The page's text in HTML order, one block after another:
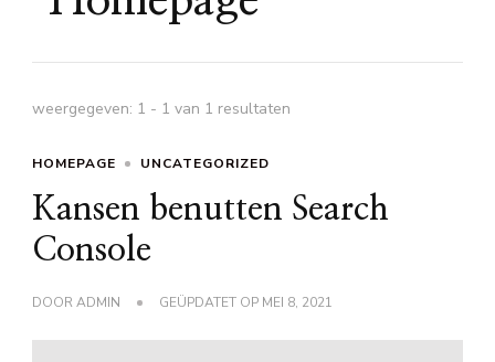
weergegeven: 1 - 1 van 1 resultaten
HOMEPAGE UNCATEGORIZED
Kansen benutten Search
Console
DOORADMIN GEÜPDATET OP MEI 8, 2021